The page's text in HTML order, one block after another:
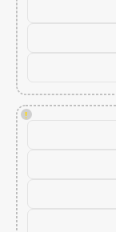
!